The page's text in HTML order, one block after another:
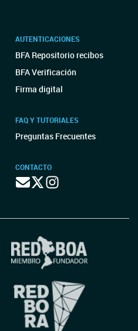
AUTENTICACIONES
BFA Repositorio recibos
BFA Verificación
Firma digital
FAQ Y TUTORIALES
Preguntas Frecuentes
CONTACTO